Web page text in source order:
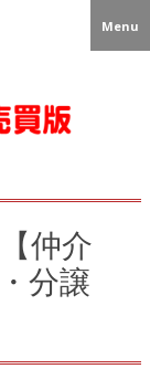
Menu
仲介
分譲